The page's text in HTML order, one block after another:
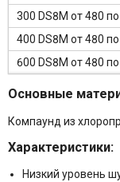
300 DS8M от 480
400 DS8M от 480
600 DS8M от 480
Основные
Компаунд из
Характеристики:
Низкий уровень